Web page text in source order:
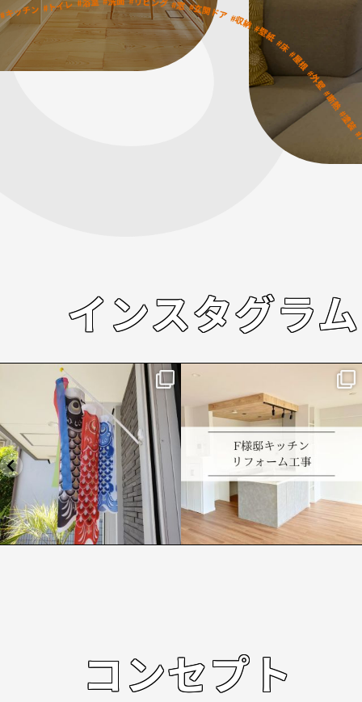
インスタグラム
lixil.sakamoto
もう4月中旬で、黄砂も花粉症も全開で空
ももやっていますね ...
4月 19
【F様邸】 キッチンリフォーム 施工事
例
...
コンセプト